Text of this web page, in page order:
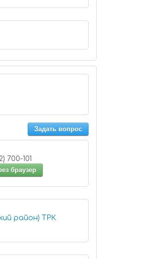
Задать вопрос
+7 (3952) 700-101
браузер
район) ТРК